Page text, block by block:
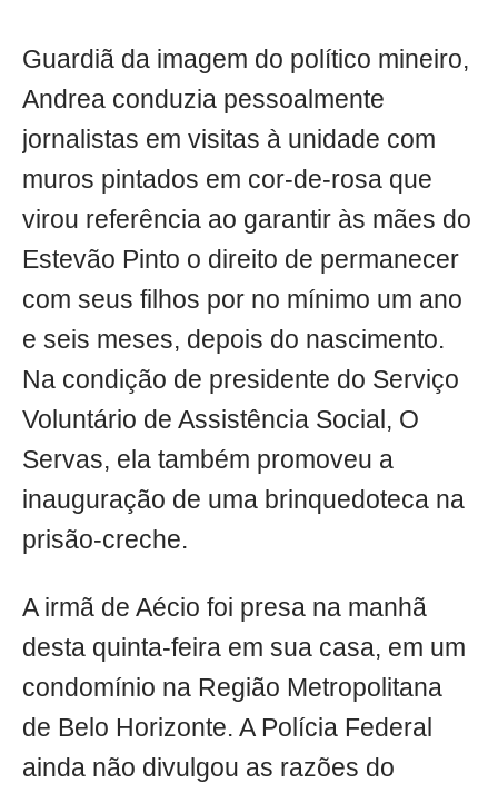
Guardiã da imagem do político mineiro,
Andrea conduzia pessoalmente
jornalistas em visitas à unidade com
muros pintados em cor-de-rosa que
virou referência ao garantir às mães do
Estevão Pinto o direito de permanecer
com seus filhos por no mínimo um ano
e seis meses, depois do nascimento.
Na condição de presidente do Serviço
Voluntário de Assistência Social, O
Servas, ela também promoveu a
inauguração de uma brinquedoteca na
prisão-creche.
A irmã de Aécio foi presa na manhã
desta quinta-feira em sua casa, em um
condomínio na Região Metropolitana
de Belo Horizonte. A Polícia Federal
ainda não divulgou as razões do